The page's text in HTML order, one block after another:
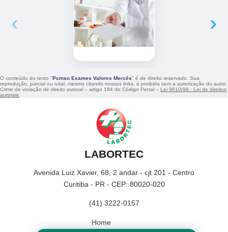
‹ ›
O conteúdo do texto "Pcmso Exames Valores Mercês" é de direito reservado. Sua
reprodução, parcial ou total, mesmo citando nossos links, é proibida sem a autorização do autor.
Crime de violação de direito autoral – artigo 184 do Código Penal – Lei 9610/98 - Lei de direitos
autorais.
LABORTEC
Avenida Luiz Xavier, 68, 2 andar - cjt 201 - Centro
Curitiba - PR - CEP: 80020-020
(41) 3222-0157
Home